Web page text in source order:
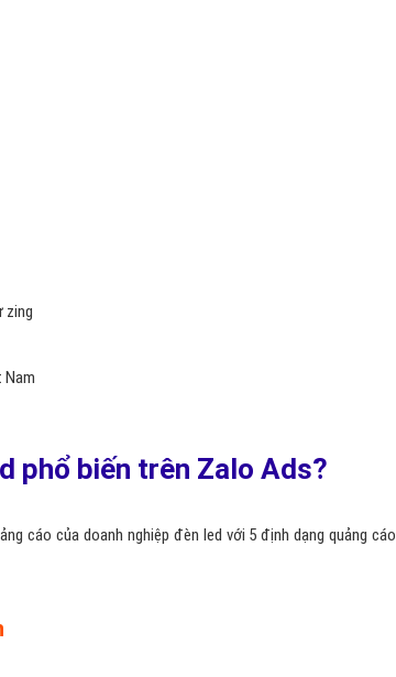
zing
Nam
phổ biến trên Zalo Ads?
cáo của doanh nghiệp đèn led với 5 định dạng quảng cáo